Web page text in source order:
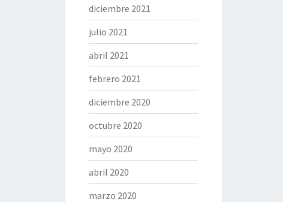
diciembre 2021
julio 2021
abril 2021
febrero 2021
diciembre 2020
octubre 2020
mayo 2020
abril 2020
marzo 2020